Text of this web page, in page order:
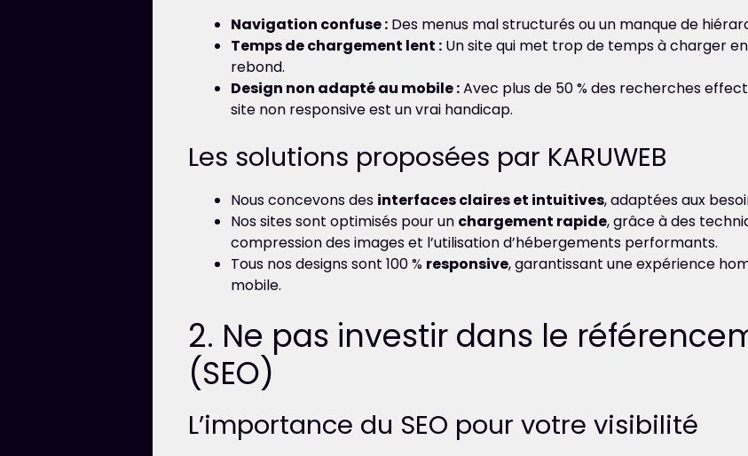
Navigation confuse : Des menus mal structurés ou un manque de
Temps de chargement lent : Un site qui met trop de temps à charger
rebond.
Design non adapté au mobile :Avec plus de 50 % des recherches
site non responsive est un vrai handicap.
Les solutions proposées par KARUWEB
Nous concevons des interfaces claires et intuitives, adaptées aux
Nos sites sont optimisés pour un chargement rapide, grâce à des
compression des images et l’utilisation d’hébergements performants.
Tous nos designs sont 100 % responsive, garantissant une expérience
mobile.
2. Ne pas investir dans le
(SEO)
L’importance du SEO pour votre visibilité